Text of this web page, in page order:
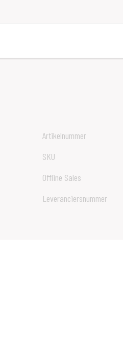
Artikelnummer
SKU
Offline Sales
Leveranciersnummer